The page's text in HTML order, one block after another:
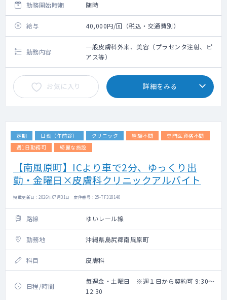
勤務開始時期 随時
給与 40,000円/回（税込・交通費別）
勤務内容
一般皮膚科外来、美容（プラセンタ注射、ピ
アス等）
お気に入り 詳細をみる
定期 日勤（午前診） クリニック 経験不問
専門医資格不問
週1日勤務可
綺麗な施設
【南風原町】ICより車で2分、ゆっくり出
勤・金曜日×皮膚科クリニックアルバイト
掲載更新日 : 2026年07月31日 案件番号 : 25-TF318140
路線 ゆいレール線
勤務地 沖縄県島尻郡南風原町
科目 皮膚科
日程/時間
毎週金・土曜日 ※週１日から契約可 9:30～
12:30